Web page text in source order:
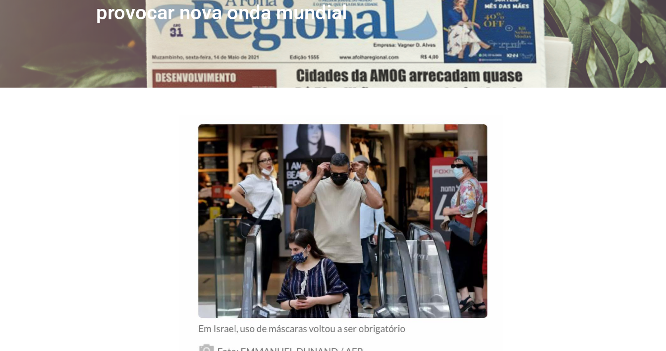
provocar nova onda mundial